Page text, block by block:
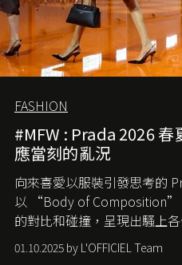
FASHION
#MFW : Prada 2026
應當刻的亂況
向來喜愛以服裝引發思考的
以 “Body of Composition”
的對比和碰撞，呈現出騷上
社會各種資訊、文化超載的現
01.10.2025 by L'OFFICIEL Team